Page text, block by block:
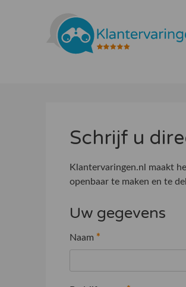
Schrijf u
Klantervaringen.nl maakt
openbaar te maken en te
Uw gegevens
Naam *